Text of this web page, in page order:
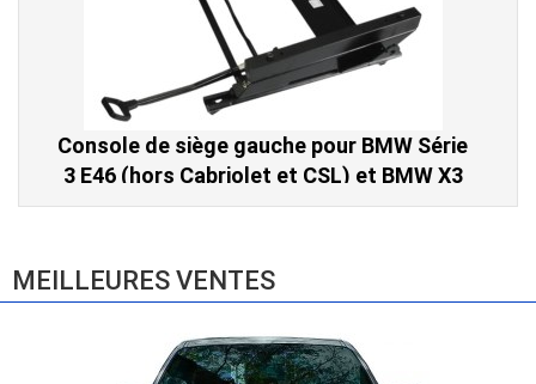
Console de siège gauche pour BMW Série
3 E46 (hors Cabriolet et CSL) et BMW X3
E83 (2004-2010)
MEILLEURES VENTES